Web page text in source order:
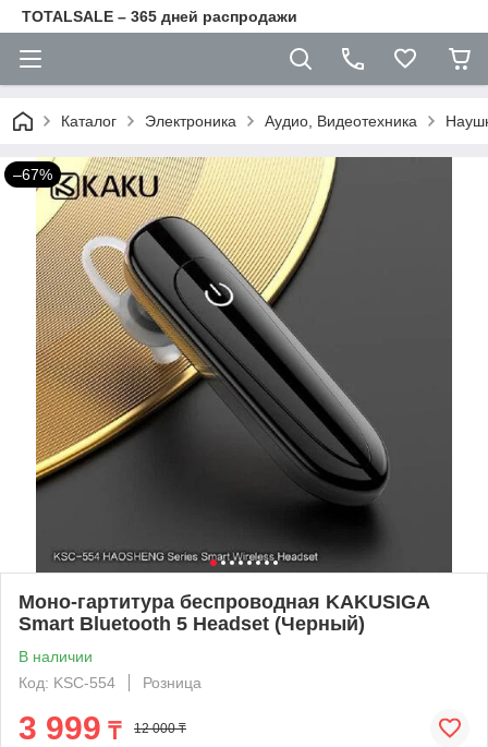
TOTALSALE – 365 дней распродажи
Каталог Электроника Аудио, Видеотехника
–67%
Моно-гартитура беспроводная KAKUSIGA
Smart Bluetooth 5 Headset (Черный)
В наличии
Код: KSC-554
Розница
3 999 ₸ 12 000 ₸